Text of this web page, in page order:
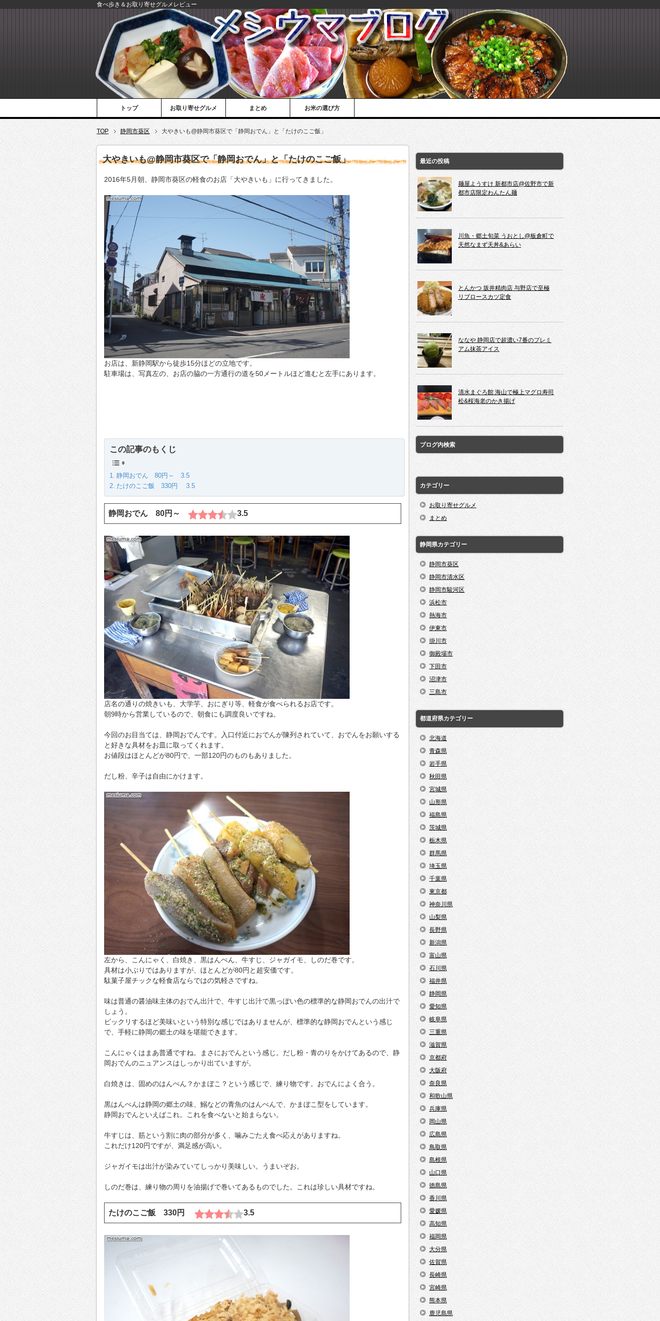
食べ歩き＆お取り寄せグルメレビュー
トップ お取り寄せグルメ まとめ お米の選び方
TOP 静岡市葵区 大やきいも@静岡市葵区で「静岡おでん」と「たけのこご飯」
大やきいも@静岡市葵区で「静岡おでん」と「たけのこご飯」
2016年5月朝、静岡市葵区の軽食のお店「大やきいも」に行ってきました。
お店は、新静岡駅から徒歩15分ほどの立地です。
駐車場は、写真左の、お店の脇の一方通行の道を50メートルほど進むと左手にあります。
この記事のもくじ
静岡おでん 80円～ 3.5
たけのこご飯 330円 3.5
静岡おでん 80円～ 3.5
店名の通りの焼きいも、大学芋、おにぎり等、軽食が食べられるお店です。
朝9時から営業しているので、朝食にも調度良いですね。
今回のお目当ては、静岡おでんです。入口付近におでんが陳列されていて、おでんをお願いする
と好きな具材をお皿に取ってくれます。
お値段はほとんどが80円で、一部120円のものもありました。
だし粉、辛子は自由にかけます。
左から、こんにゃく、白焼き、黒はんぺん、牛すじ、ジャガイモ、しのだ巻です。
具材は小ぶりではありますが、ほとんどが80円と超安価です。
駄菓子屋チックな軽食店ならではの気軽さですね。
味は普通の醤油味主体のおでん出汁で、牛すじ出汁で黒っぽい色の標準的な静岡おでんの出汁で
しょう。
ビックリするほど美味いという特別な感じではありませんが、標準的な静岡おでんという感じ
で、手軽に静岡の郷土の味を堪能できます。
こんにゃくはまあ普通ですね。まさにおでんという感じ。だし粉・青のりをかけてあるので、静
岡おでんのニュアンスはしっかり出ていますが。
白焼きは、固めのはんぺん？かまぼこ？という感じで、練り物です。おでんによく合う。
黒はんぺんは静岡の郷土の味、鰯などの青魚のはんぺんで、かまぼこ型をしています。
静岡おでんといえばこれ。これを食べないと始まらない。
牛すじは、筋という割に肉の部分が多く、噛みごたえ食べ応えがありますね。
これだけ120円ですが、満足感が高い。
ジャガイモは出汁が染みていてしっかり美味しい。うまいぞお。
しのだ巻は、練り物の周りを油揚げで巻いてあるものでした。これは珍しい具材ですね。
たけのこご飯 330円 3.5
最近の投稿
麺屋ようすけ 新都市店@佐野市で新
都市店限定わんたん麺
川魚・郷土旬菜 うおとし@板倉町で
天然なまず天丼&あらい
とんかつ 坂井精肉店 与野店で至極
リブロースカツ定食
ななや 静岡店で超濃い7番のプレミ
アム抹茶アイス
清水まぐろ館 海山で極上マグロ寿司
松&桜海老のかき揚げ
ブログ内検索
カテゴリー
お取り寄せグルメ
まとめ
静岡県カテゴリー
静岡市葵区
静岡市清水区
静岡市駿河区
浜松市
熱海市
伊東市
掛川市
御殿場市
下田市
沼津市
三島市
都道府県カテゴリー
北海道
青森県
岩手県
秋田県
宮城県
山形県
福島県
茨城県
栃木県
群馬県
埼玉県
千葉県
東京都
神奈川県
山梨県
長野県
新潟県
富山県
石川県
福井県
静岡県
愛知県
岐阜県
三重県
滋賀県
京都府
大阪府
奈良県
和歌山県
兵庫県
岡山県
広島県
鳥取県
島根県
山口県
徳島県
香川県
愛媛県
高知県
福岡県
大分県
佐賀県
長崎県
宮崎県
熊本県
鹿児島県